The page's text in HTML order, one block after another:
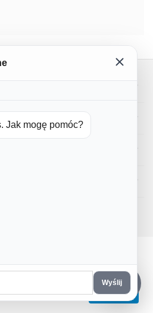
Jak mogę pomóc?
Wyślij
Akceptuję